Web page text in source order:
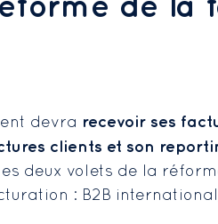
de la
devra recevoir ses
clients et son
deux volets de la
: B2B